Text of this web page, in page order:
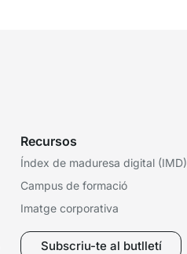
Recursos
Índex de maduresa digital (IMD)
Campus de formació
Imatge corporativa
Subscriu-te al butlletí